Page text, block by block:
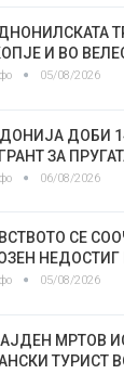
И ВО
05/08/2026
ДОБИ
ЗА
06/08/2026
СЕ
05/08/2026
МРТОВ
ТУРИСТ